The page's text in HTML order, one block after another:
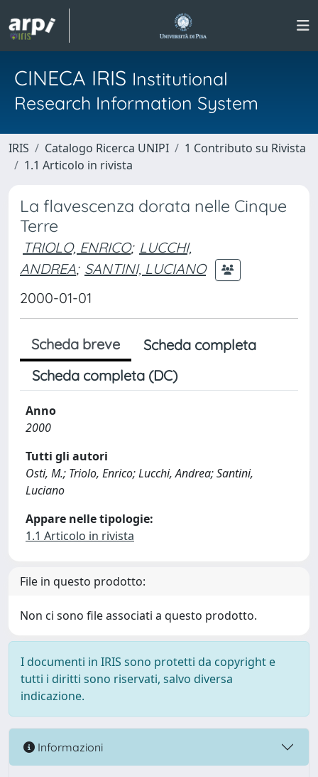
CINECA IRIS Institutional
Research Information System
IRIS Catalogo Ricerca UNIPI
1 Contributo su Rivista
1.1 Articolo in rivista
La flavescenza dorata nelle Cinque
Terre
TRIOLO, ENRICO; LUCCHI,
ANDREA; SANTINI, LUCIANO
2000-01-01
Scheda breve
Scheda completa
Scheda completa (DC)
Anno
2000
Tutti gli autori
Osti, M.; Triolo, Enrico; Lucchi, Andrea; Santini,
Luciano
Appare nelle tipologie:
1.1 Articolo in rivista
File in questo prodotto:
Non ci sono file associati a questo prodotto.
I documenti in IRIS sono protetti da copyright e
tutti i diritti sono riservati, salvo diversa
indicazione.
Informazioni